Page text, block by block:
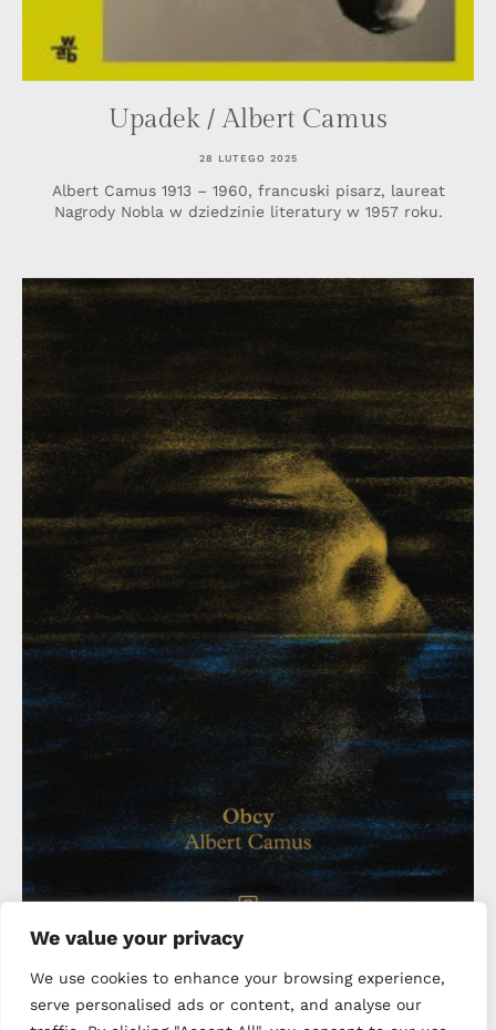
We value your privacy
We use cookies to enhance your browsing experience,
serve personalised ads or content, and analyse our
Upadek / Albert Camus
28 LUTEGO 2025
Albert Camus 1913 – 1960, francuski pisarz, laureat
Nagrody Nobla w dziedzinie literatury w 1957 roku.